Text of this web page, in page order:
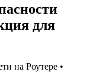
для
на Роутере •